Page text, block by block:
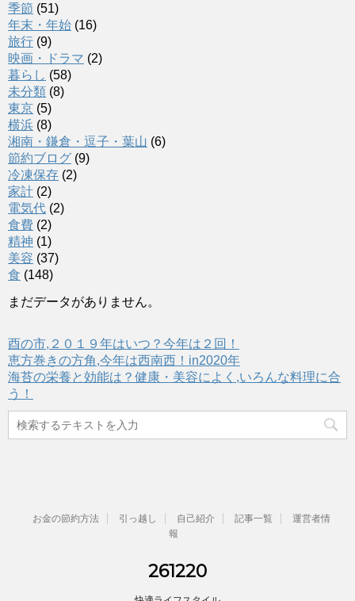
季節 (51)
年末・年始 (16)
旅行 (9)
映画・ドラマ (2)
暮らし (58)
未分類 (8)
東京 (5)
横浜 (8)
湘南・鎌倉・逗子・葉山 (6)
節約ブログ (9)
冷凍保存 (2)
家計 (2)
電気代 (2)
食費 (2)
精神 (1)
美容 (37)
食 (148)
まだデータがありません。
酉の市,２０１９年はいつ？今年は２回！
恵方巻きの方角,今年は西南西！in2020年
海苔の栄養と効能は？健康・美容によく,いろんな料理に合
う！
お金の節約方法 引っ越し 自己紹介 記事一覧
運営者情
報
261220